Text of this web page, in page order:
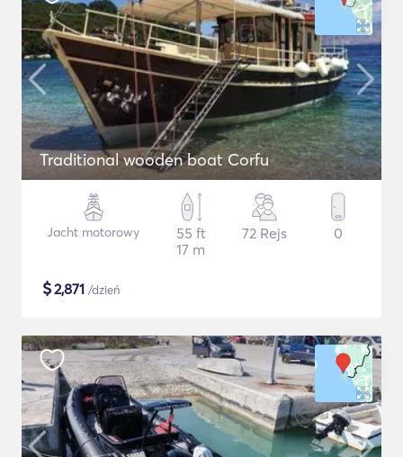
Traditional wooden boat Corfu
Jacht motorowy
55 ft
17 m
72 Rejs 0
$2,871 /dzień